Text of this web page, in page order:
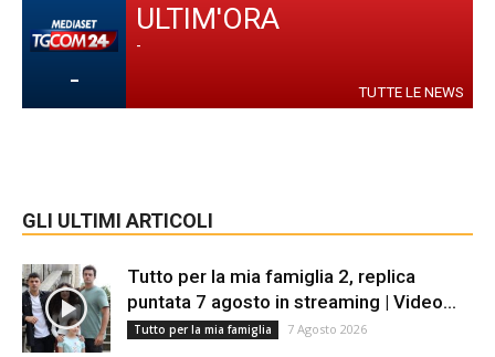
-
ULTIM'ORA
-
TUTTE LE NEWS
GLI ULTIMI ARTICOLI
Tutto per la mia famiglia 2, replica
puntata 7 agosto in streaming | Video...
Tutto per la mia famiglia 7 Agosto 2026